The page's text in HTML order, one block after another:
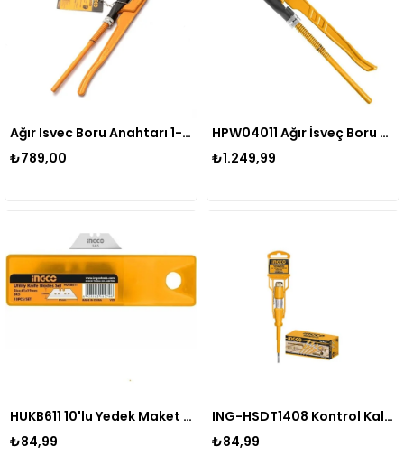
Ağır Isvec Boru Anahtarı 1- 90 Hpw04011
₺789,00
HPW04011 Ağır İsveç Boru Anahtarı
₺1.249,99
HUKB611 10'lu Yedek Maket Bıçağı Seti
₺84,99
ING-HSDT1408 Kontrol Kalemi 3X140 Mm
₺84,99